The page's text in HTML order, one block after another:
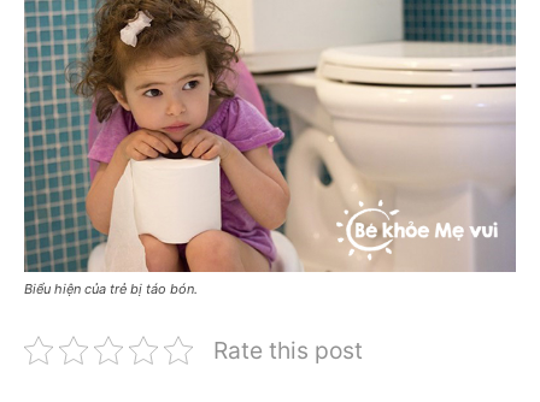
Biểu hiện của trẻ bị táo bón.
Rate this post